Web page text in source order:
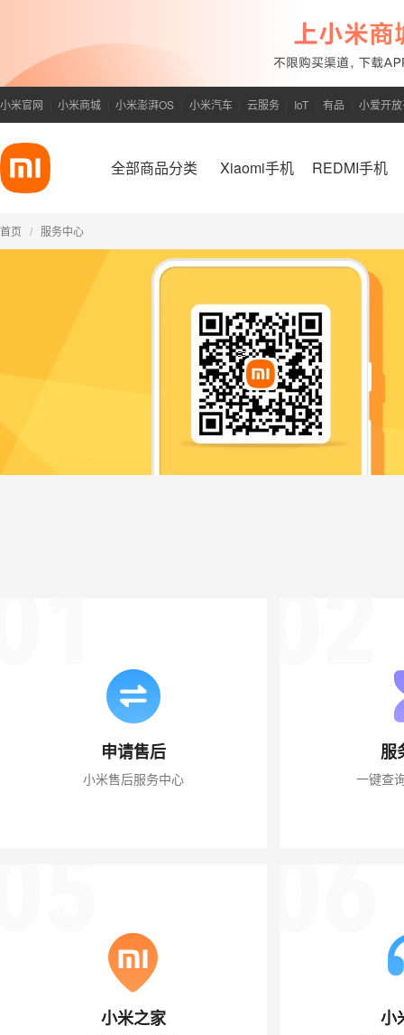
小米官网 小米商城 小米澎湃OS 小米汽车 云服务 IoT 有品 小爱开
全部商品分类 Xiaomi手机 REDMI手机
首页 / 服务中心
申请售后
小米售后服务中心
服
一键查
小米之家 小